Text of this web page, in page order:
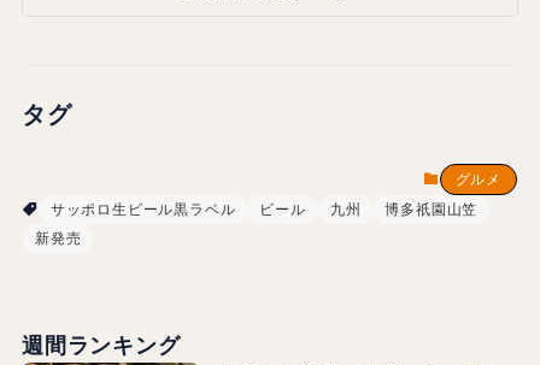
タグ
グルメ
サッポロ生ビール黒ラベル
ビール 九州
博多祇園山笠
新発売
週間ランキング